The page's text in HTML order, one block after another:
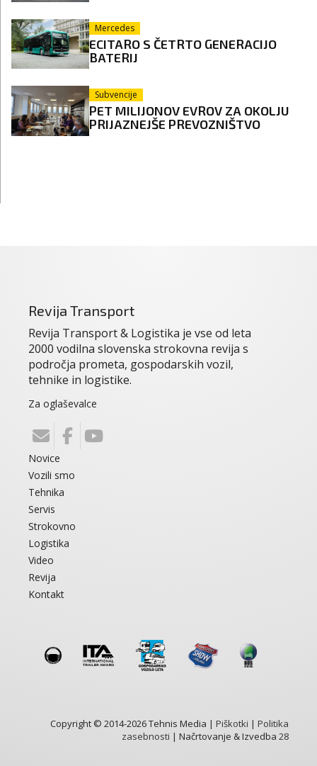
Mercedes
ECITARO S ČETRTO GENERACIJO
BATERIJ
Subvencije
PET MILIJONOV EVROV ZA OKOLJU
PRIJAZNEJŠE PREVOZNIŠTVO
Revija Transport
Revija Transport & Logistika je vse od leta
2000 vodilna slovenska strokovna revija s
področja prometa, gospodarskih vozil,
tehnike in logistike.
Za oglaševalce
Novice
Vozili smo
Tehnika
Servis
Strokovno
Logistika
Video
Revija
Kontakt
Copyright © 2014-2026 Tehnis Media | Piškotki | Politika
zasebnosti | Načrtovanje & Izvedba 28